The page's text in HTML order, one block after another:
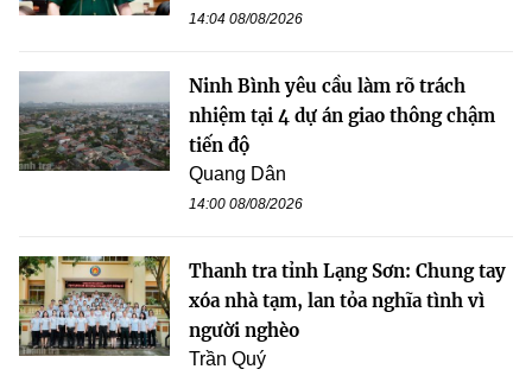
14:04 08/08/2026
Ninh Bình yêu cầu làm rõ trách
nhiệm tại 4 dự án giao thông chậm
tiến độ
Quang Dân
14:00 08/08/2026
Thanh tra tỉnh Lạng Sơn: Chung tay
xóa nhà tạm, lan tỏa nghĩa tình vì
người nghèo
Trần Quý